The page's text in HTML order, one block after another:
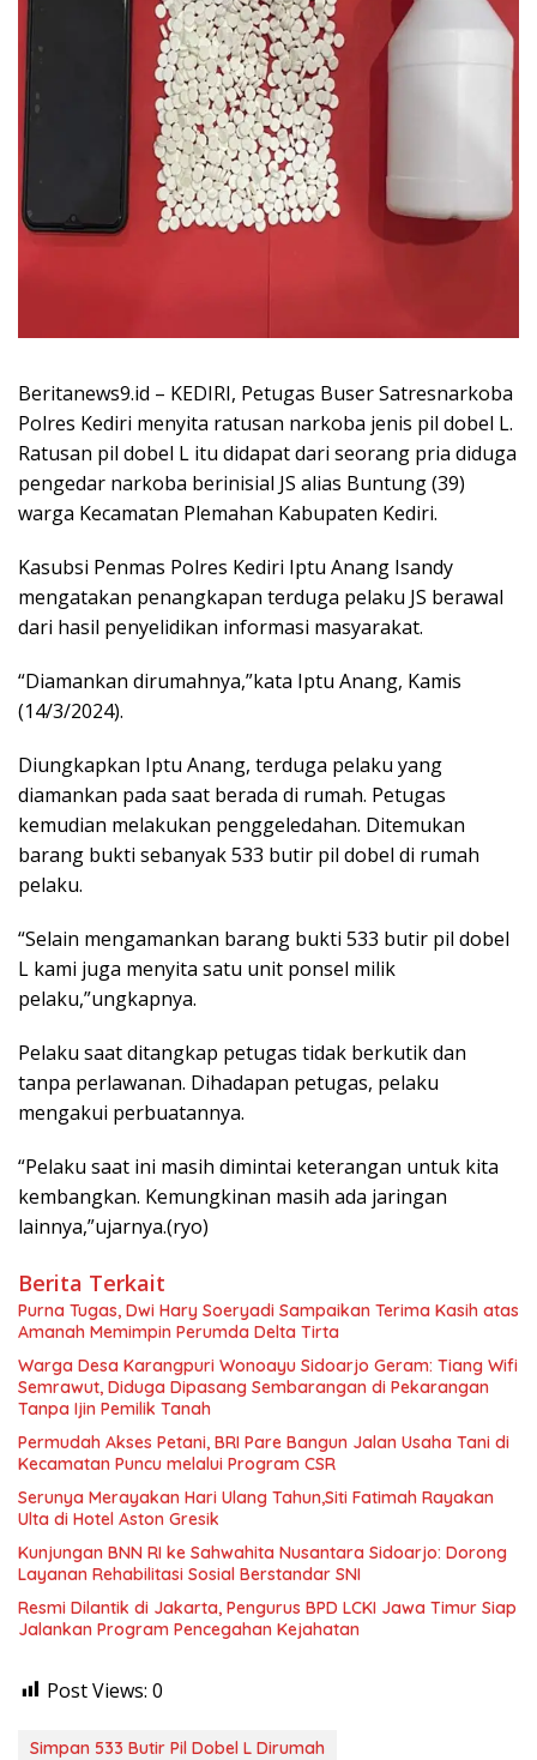
Beritanews9.id – KEDIRI, Petugas Buser Satresnarkoba
Polres Kediri menyita ratusan narkoba jenis pil dobel L.
Ratusan pil dobel L itu didapat dari seorang pria diduga
pengedar narkoba berinisial JS alias Buntung (39)
warga Kecamatan Plemahan Kabupaten Kediri.
Kasubsi Penmas Polres Kediri Iptu Anang Isandy
mengatakan penangkapan terduga pelaku JS berawal
dari hasil penyelidikan informasi masyarakat.
“Diamankan dirumahnya,”kata Iptu Anang, Kamis
(14/3/2024).
Diungkapkan Iptu Anang, terduga pelaku yang
diamankan pada saat berada di rumah. Petugas
kemudian melakukan penggeledahan. Ditemukan
barang bukti sebanyak 533 butir pil dobel di rumah
pelaku.
“Selain mengamankan barang bukti 533 butir pil dobel
L kami juga menyita satu unit ponsel milik
pelaku,”ungkapnya.
Pelaku saat ditangkap petugas tidak berkutik dan
tanpa perlawanan. Dihadapan petugas, pelaku
mengakui perbuatannya.
“Pelaku saat ini masih dimintai keterangan untuk kita
kembangkan. Kemungkinan masih ada jaringan
lainnya,”ujarnya.(ryo)
Berita Terkait
Purna Tugas, Dwi Hary Soeryadi Sampaikan Terima Kasih atas
Warga Desa Karangpuri Wonoayu Sidoarjo Geram: Tiang Wifi
Semrawut, Diduga Dipasang Sembarangan di Pekarangan
Tanpa Ijin Pemilik Tanah
Permudah Akses Petani, BRI Pare Bangun Jalan Usaha Tani di
Kecamatan Puncu melalui Program CSR
Serunya Merayakan Hari Ulang Tahun,Siti Fatimah Rayakan
Ulta di Hotel Aston Gresik
Kunjungan BNN RI ke Sahwahita Nusantara Sidoarjo: Dorong
Layanan Rehabilitasi Sosial Berstandar SNI
Resmi Dilantik di Jakarta, Pengurus BPD LCKI Jawa Timur Siap
Jalankan Program Pencegahan Kejahatan
Post Views: 0
Simpan 533 Butir Pil Dobel L Dirumah